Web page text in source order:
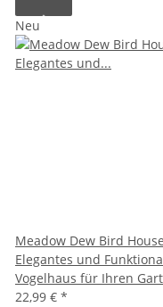
Neu
Meadow Dew Bird
Elegantes und
Vogelhaus für Ihren
22,99 € *